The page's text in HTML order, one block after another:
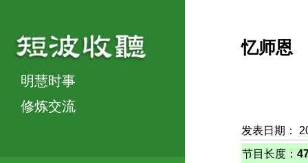
明慧时事
修炼交流
忆师恩
发表日期：
节目长度：